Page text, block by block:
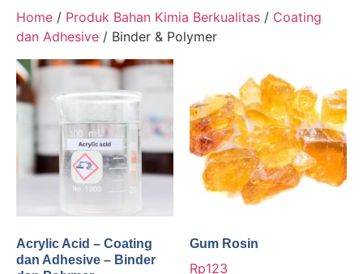
Home / Produk Bahan Kimia Berkualitas / Coating
dan Adhesive / Binder & Polymer
Acrylic Acid – Coating
dan Adhesive – Binder
Gum Rosin
Rp123